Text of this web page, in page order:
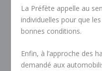
La Préfète appelle au
individuelles pour que
bonnes conditions.
Enfin, à l’approche des
demandé aux